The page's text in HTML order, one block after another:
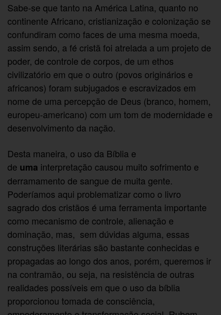
Sabe-se que tanto na América Latina, quanto no
continente Africano, cristianização e colonização se
confundiram como faces de uma mesma moeda,
assim sendo, a fé cristã foi atrelada a um projeto de
poder, de controle de corpos, de um ethos
civilizatório em que o outro (povos originários e
africanos) foram subjugados e escravizados em
nome de uma percepção de Deus (branco, homem,
europeu-americano) com um tom de modernidade e
desenvolvimento da nação.
Desta maneira, o uso da Bíblia e
de uma interpretação causou muito sofrimento e
derramamento de sangue de muita gente.
Poderíamos aqui problematizar como o livro
sagrado dos cristãos é uma ferramenta importante
como mecanismo de controle, alienação e
dominação, mas, sem dúvidas alguma, essas
construções literárias são bastante conhecidas e
propagadas ao longo dos anos, porém, queremos ir
na contramão, ou seja, na resistência de outras
realidades possíveis em que o uso da bíblia
proporcionou tomada de consciência,